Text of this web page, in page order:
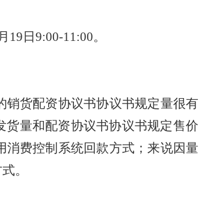
日9:00-11:00。
销货配资协议书协议书规定量很有
量和配资协议书协议书规定售价
费控制系统回款方式；来说因量
。